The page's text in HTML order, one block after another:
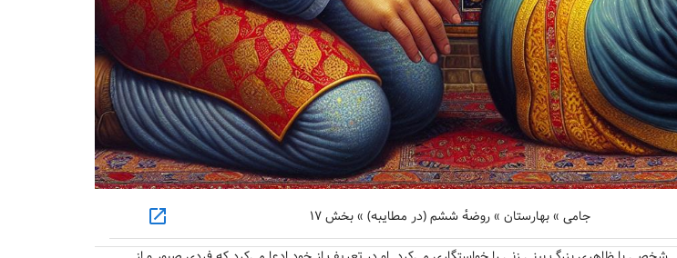
جامی » بهارستان » روضهٔ ششم (در مطایبه) » بخش ۱۷ open_in_new